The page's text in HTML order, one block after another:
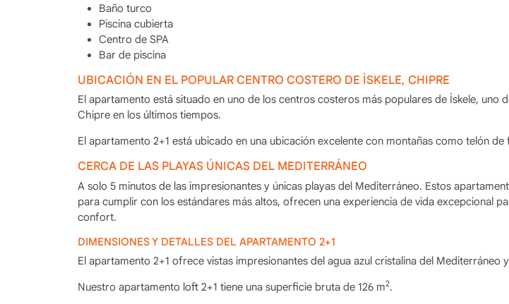
Baño turco
Piscina cubierta
Centro de SPA
Bar de piscina
UBICACIÓN EN EL POPULAR CENTRO COSTERO DE İSKELE, CHIPRE
El apartamento está situado en uno de los centros costeros más populares de İskele, uno
Chipre en los últimos tiempos.
El apartamento 2+1 está ubicado en una ubicación excelente con montañas como telón de
CERCA DE LAS PLAYAS ÚNICAS DEL MEDITERRÁNEO
A solo 5 minutos de las impresionantes y únicas playas del Mediterráneo. Estos
para cumplir con los estándares más altos, ofrecen una experiencia de vida excepcional
confort.
DIMENSIONES Y DETALLES DEL APARTAMENTO 2+1
El apartamento 2+1 ofrece vistas impresionantes del agua azul cristalina del Mediterráneo
Nuestro apartamento loft 2+1 tiene una superficie bruta de 126 m2.